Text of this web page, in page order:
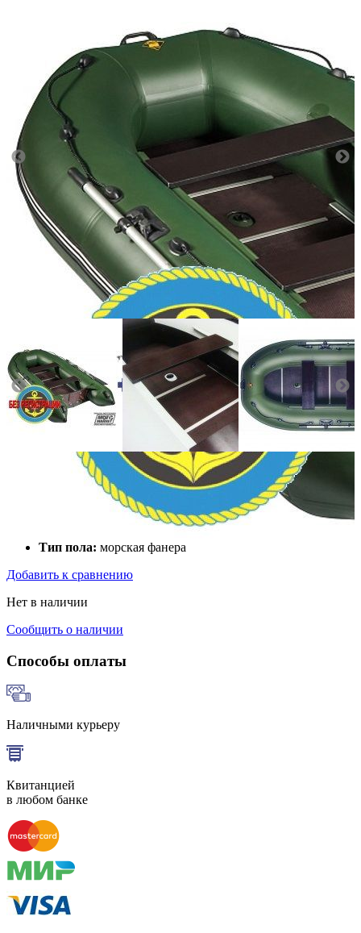
Количество мест:2
Масса комплекта:
77.5
Мощность мотора:9
Тактность двигателя:4
Тип пола: морская фанера
Добавить к сравнению
Нет в наличии
Сообщить о наличии
Способы оплаты
Наличными курьеру
Квитанцией
в любом банке